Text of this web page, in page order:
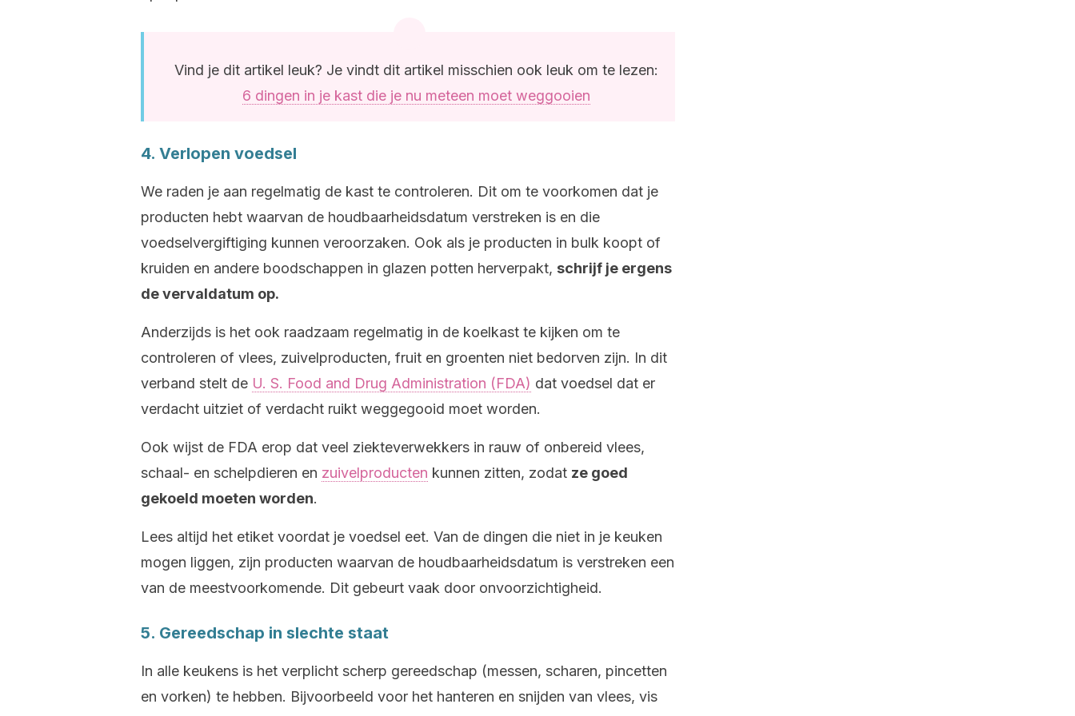
Vind je dit artikel leuk? Je vindt dit artikel misschien ook leuk om te lezen:
6 dingen in je kast die je nu meteen moet weggooien
4. Verlopen voedsel
We raden je aan regelmatig de kast te controleren. Dit om te voorkomen dat je
producten hebt waarvan de houdbaarheidsdatum verstreken is en die
voedselvergiftiging kunnen veroorzaken. Ook als je producten in bulk koopt of
kruiden en andere boodschappen in glazen potten herverpakt, schrijf je ergens
de vervaldatum op.
Anderzijds is het ook raadzaam regelmatig in de koelkast te kijken om te
controleren of vlees, zuivelproducten, fruit en groenten niet bedorven zijn. In dit
verband stelt de U. S. Food and Drug Administration (FDA) dat voedsel dat er
verdacht uitziet of verdacht ruikt weggegooid moet worden.
Ook wijst de FDA erop dat veel ziekteverwekkers in rauw of onbereid vlees,
schaal- en schelpdieren en zuivelproducten kunnen zitten, zodat ze goed
gekoeld moeten worden.
Lees altijd het etiket voordat je voedsel eet. Van de dingen die niet in je keuken
mogen liggen, zijn producten waarvan de houdbaarheidsdatum is verstreken een
van de meestvoorkomende. Dit gebeurt vaak door onvoorzichtigheid.
5. Gereedschap in slechte staat
In alle keukens is het verplicht scherp gereedschap (messen, scharen, pincetten
en vorken) te hebben. Bijvoorbeeld voor het hanteren en snijden van vlees, vis